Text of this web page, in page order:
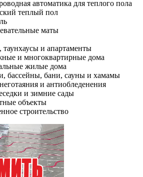
автоматика для теплого пола
теплый пол
маты
и апартаменты
и многоквартирные дома
жилые дома
бассейны, бани, сауны и хамамы
и антиобледенения
и зимние сады
объекты
строительство